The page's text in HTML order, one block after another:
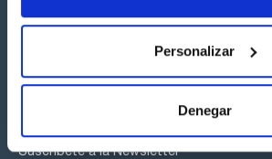
Personalizar
Denegar
Síguenos:
Suscríbete a la Newsletter